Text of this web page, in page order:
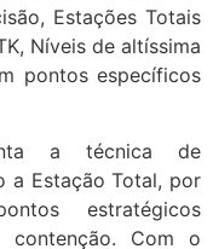
Estações Totais
Níveis de altíssima
pontos específicos
a técnica de
a Estação Total, por
estratégicos
contenção. Com o